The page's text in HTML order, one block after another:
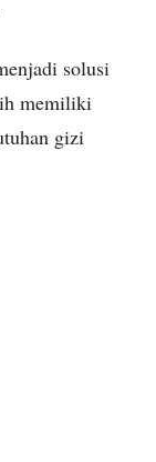
solusi
memiliki
gizi